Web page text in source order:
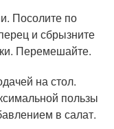
Посолите по
и сбрызните
Перемешайте.
на стол.
пользы
в салат.